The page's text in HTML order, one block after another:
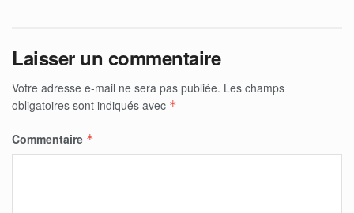
Laisser un commentaire
Votre adresse e-mail ne sera pas publiée. Les champs
obligatoires sont indiqués avec *
Commentaire *